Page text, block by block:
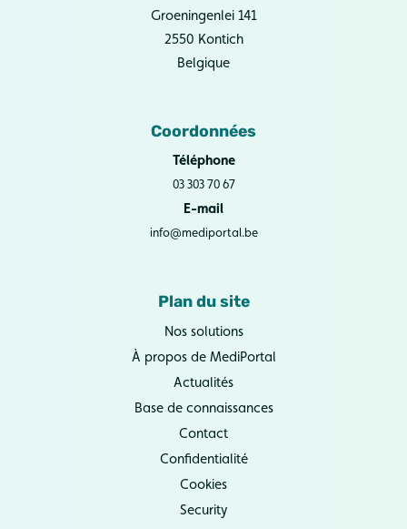
Groeningenlei 141
2550 Kontich
Belgique
Coordonnées
Téléphone
03 303 70 67
E-mail
info@mediportal.be
Plan du site
Nos solutions
À propos de MediPortal
Actualités
Base de connaissances
Contact
Confidentialité
Cookies
Security